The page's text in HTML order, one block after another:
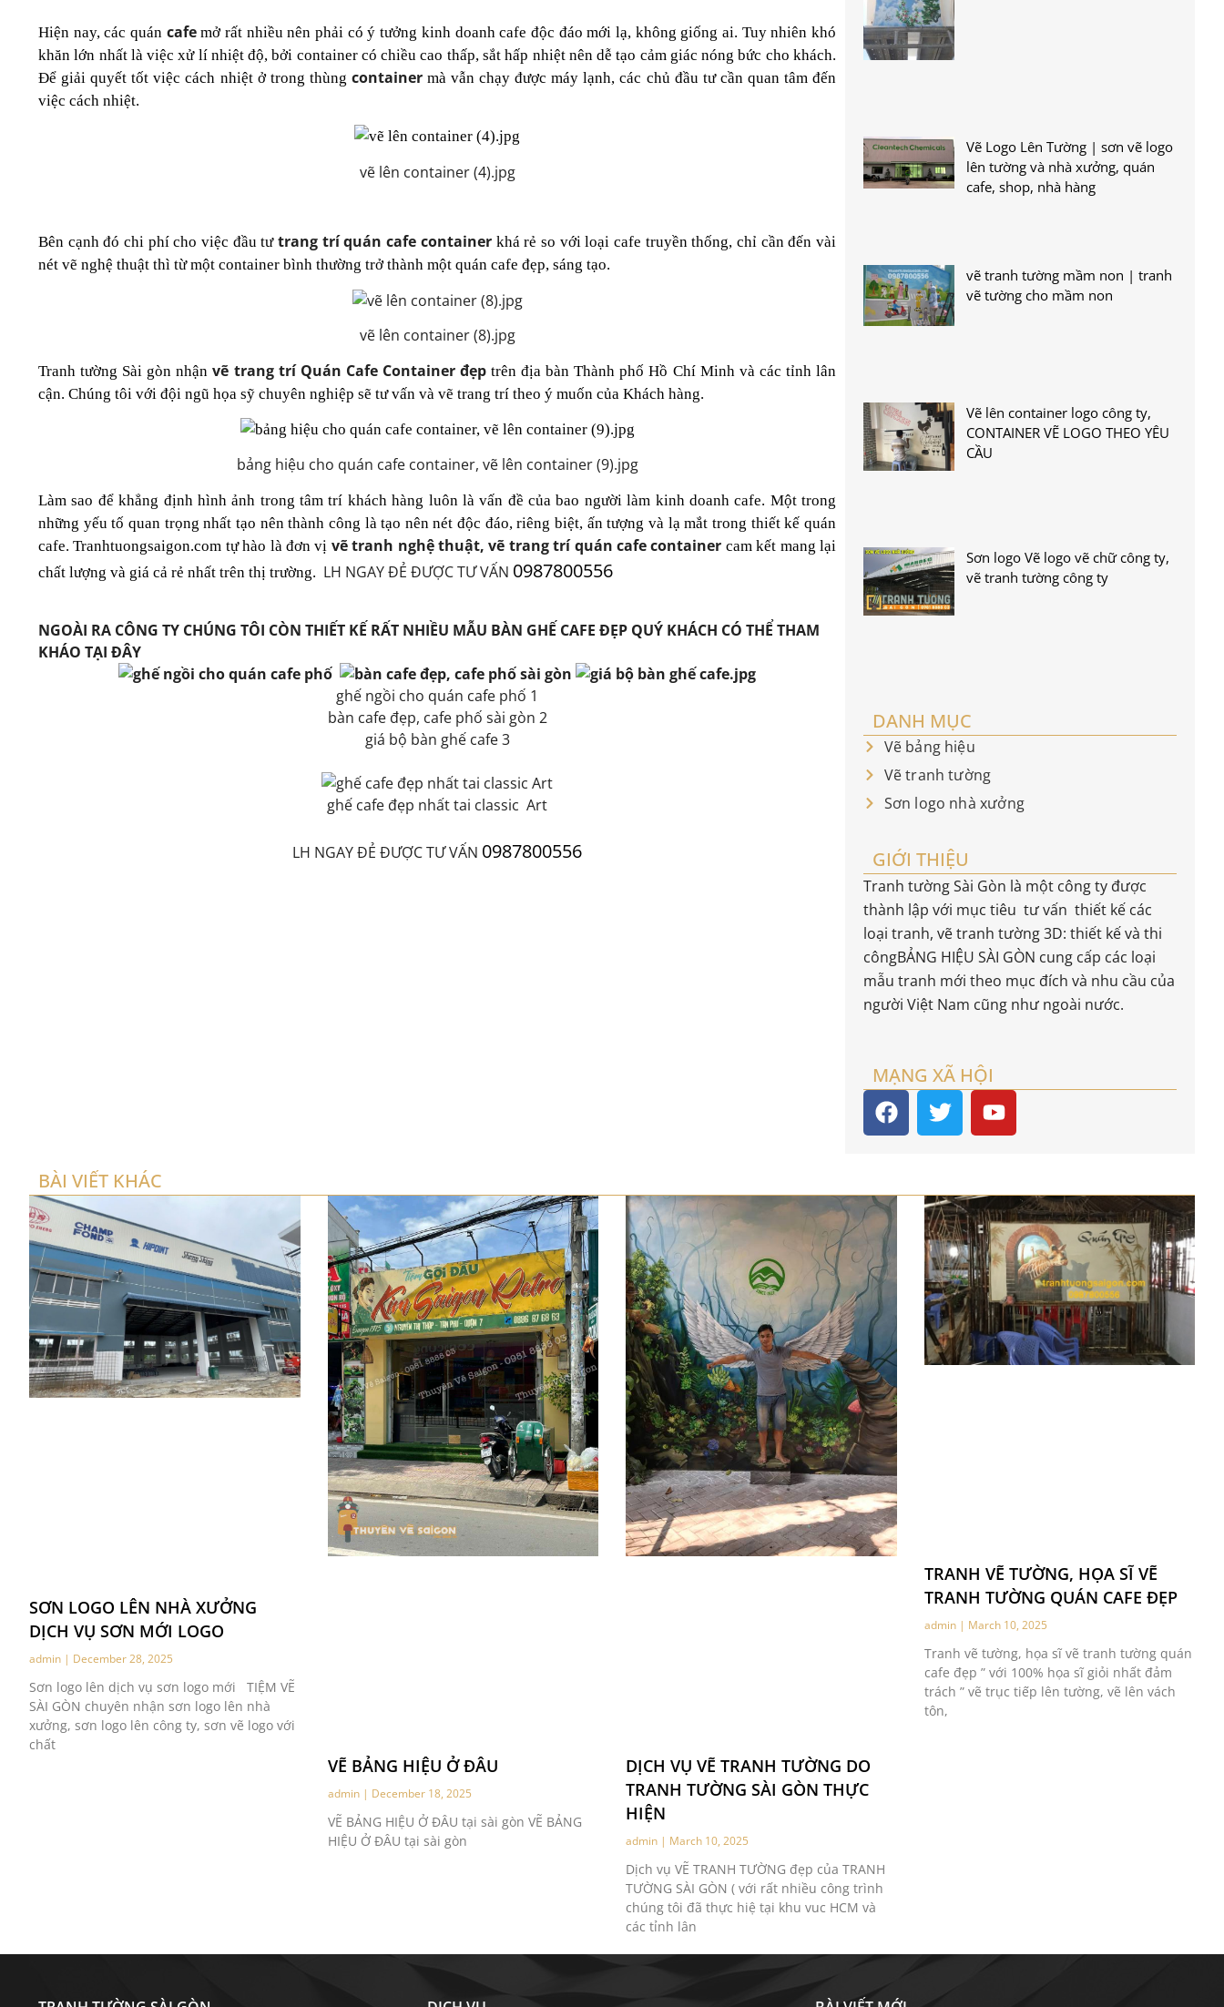
Hiện nay, các quán cafemở rất nhiều nên phải có ý tưởng kinh doanh cafe độc đáo mới lạ, không giống ai. Tuy nhiên khó
khăn lớn nhất là việc xử lí nhiệt độ, bởi container có chiều cao thấp, sắt hấp nhiệt nên dễ tạo cảm giác nóng bức cho khách.
Để giải quyết tốt việc cách nhiệt ở trong thùng containermà vẫn chạy được máy lạnh, các chủ đầu tư cần quan tâm đến
việc cách nhiệt.
vẽ lên container (4).jpg
Bên cạnh đó chi phí cho việc đầu tưtrang trí quán cafe containerkhá rẻ so với loại cafe truyền thống, chỉ cần đến vài
nét vẽ nghệ thuật thì từ một container bình thường trở thành một quán cafe đẹp, sáng tạo.
vẽ lên container (8).jpg
Tranh tường Sài gòn nhậnvẽ trang trí Quán Cafe Container đẹptrên địa bàn Thành phố Hồ Chí Minh và các tỉnh lân
cận. Chúng tôi với đội ngũ họa sỹ chuyên nghiệp sẽ tư vấn và vẽ trang trí theo ý muốn của Khách hàng.
bảng hiệu cho quán cafe container, vẽ lên container (9).jpg
Làm sao để khẳng định hình ảnh trong tâm trí khách hàng luôn là vấn đề của bao người làm kinh doanh cafe. Một trong
những yếu tố quan trọng nhất tạo nên thành công là tạo nên nét độc đáo, riêng biệt, ấn tượng và lạ mắt trong thiết kế quán
cafe. Tranhtuongsaigon.com tự hào là đơn vị vẽ tranh nghệ thuật, vẽ trang trí quán cafe container cam kết mang lại
chất lượng và giá cả rẻ nhất trên thị trường. LH NGAY ĐẺ ĐƯỢC TƯ VẤN 0987800556
NGOÀI RA CÔNG TY CHÚNG TÔI CÒN THIẾT KẾ RẤT NHIỀU MẪU BÀN GHẾ CAFE ĐẸP QUÝ KHÁCH CÓ THỂ THAM
KHÁO TẠI ĐÂY
ghế ngồi cho quán cafe phố 1
bàn cafe đẹp, cafe phố sài gòn 2
giá bộ bàn ghế cafe 3
ghế cafe đẹp nhất tai classic Art
LH NGAY ĐẺ ĐƯỢC TƯ VẤN 0987800556
Vẽ Logo Lên Tường | sơn vẽ logo
lên tường và nhà xưởng, quán
cafe, shop, nhà hàng
vẽ tranh tường mầm non | tranh
vẽ tường cho mầm non
Vẽ lên container logo công ty,
CONTAINER VẼ LOGO THEO YÊU
CẦU
Sơn logo Vẽ logo vẽ chữ công ty,
vẽ tranh tường công ty
DANH MỤC
Vẽ bảng hiệu
Vẽ tranh tường
Sơn logo nhà xưởng
GIỚI THIỆU
Tranh tường Sài Gòn là một công ty được
thành lập với mục tiêu tư vấn thiết kế các
loại tranh, vẽ tranh tường 3D: thiết kế và thi
côngBẢNG HIỆU SÀI GÒN cung cấp các loại
mẫu tranh mới theo mục đích và nhu cầu của
người Việt Nam cũng như ngoài nước.
MẠNG XÃ HỘI
BÀI VIẾT KHÁC
SƠN LOGO LÊN NHÀ XƯỞNG
DỊCH VỤ SƠN MỚI LOGO
admin December 28, 2025
Sơn logo lên dịch vụ sơn logo mới TIỆM VẼ
SÀI GÒN chuyên nhận sơn logo lên nhà
xưởng, sơn logo lên công ty, sơn vẽ logo với
chất
VẼ BẢNG HIỆU Ở ĐÂU
admin December 18, 2025
VẼ BẢNG HIỆU Ở ĐÂU tại sài gòn VẼ BẢNG
HIỆU Ở ĐÂU tại sài gòn
DỊCH VỤ VẼ TRANH TƯỜNG DO
TRANH TƯỜNG SÀI GÒN THỰC
HIỆN
admin March 10, 2025
Dịch vụ VẼ TRANH TƯỜNG đẹp của TRANH
TƯỜNG SÀI GÒN ( với rất nhiều công trình
chúng tôi đã thực hiệ tại khu vuc HCM và
các tỉnh lân
TRANH VẼ TƯỜNG, HỌA SĨ VẼ
TRANH TƯỜNG QUÁN CAFE ĐẸP
admin March 10, 2025
Tranh vẽ tường, họa sĩ vẽ tranh tường quán
cafe đẹp ” với 100% họa sĩ giỏi nhất đảm
trách ” vẽ trục tiếp lên tường, vẽ lên vách
tôn,